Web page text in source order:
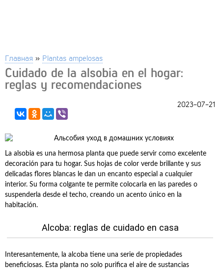
Главная » Plantas ampelosas
Cuidado de la alsobia en el hogar:
reglas y recomendaciones
2023-07-21
La alsobia es una hermosa planta que puede servir como excelente
decoración para tu hogar. Sus hojas de color verde brillante y sus
delicadas flores blancas le dan un encanto especial a cualquier
interior. Su forma colgante te permite colocarla en las paredes o
suspenderla desde el techo, creando un acento único en la
habitación.
Alcoba: reglas de cuidado en casa
Interesantemente, la alcoba tiene una serie de propiedades
beneficiosas. Esta planta no solo purifica el aire de sustancias